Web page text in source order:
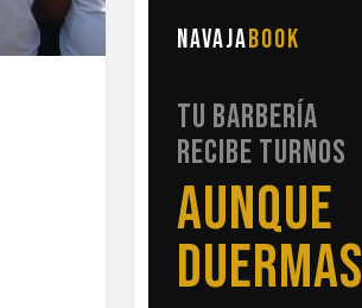
NAVAJABOOK
TU BARBERÍA
RECIBE TURNOS
SIN
LLAMADAS